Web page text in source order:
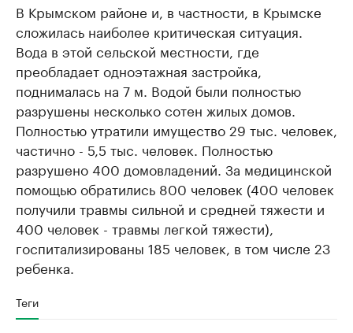
В Крымском районе и, в частности, в Крымске
сложилась наиболее критическая ситуация.
Вода в этой сельской местности, где
преобладает одноэтажная застройка,
поднималась на 7 м. Водой были полностью
разрушены несколько сотен жилых домов.
Полностью утратили имущество 29 тыс. человек,
частично - 5,5 тыс. человек. Полностью
разрушено 400 домовладений. За медицинской
помощью обратились 800 человек (400 человек
получили травмы сильной и средней тяжести и
400 человек - травмы легкой тяжести),
госпитализированы 185 человек, в том числе 23
ребенка.
Теги